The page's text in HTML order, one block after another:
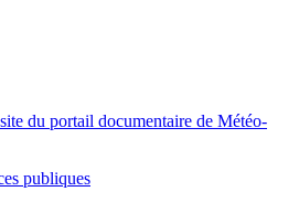
du portail documentaire de Météo-
publiques